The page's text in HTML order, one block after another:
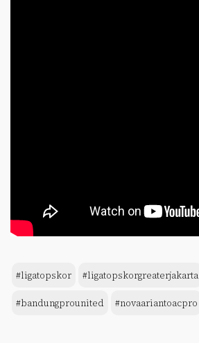
#ligatopskor #ligatopskorgreaterjakarta
#bandungprounited #novaariantoacpro